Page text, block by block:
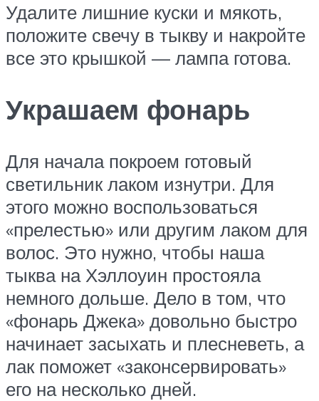
Удалите лишние куски и мякоть,
положите свечу в тыкву и накройте
все это крышкой — лампа готова.
Украшаем фонарь
Для начала покроем готовый
светильник лаком изнутри. Для
этого можно воспользоваться
«прелестью» или другим лаком для
волос. Это нужно, чтобы наша
тыква на Хэллоуин простояла
немного дольше. Дело в том, что
«фонарь Джека» довольно быстро
начинает засыхать и плесневеть, а
лак поможет «законсервировать»
его на несколько дней.